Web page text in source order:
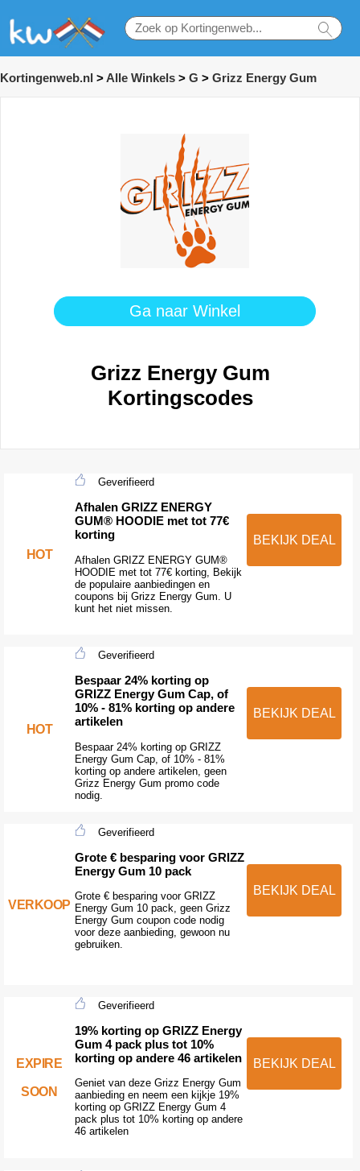
Kortingenweb.nl > Alle Winkels > G > Grizz Energy Gum
Ga naar Winkel
Grizz Energy Gum
Kortingscodes
HOT
Geverifieerd
Afhalen GRIZZ ENERGY
GUM® HOODIE met tot 77€
korting
Afhalen GRIZZ ENERGY GUM®
HOODIE met tot 77€ korting, Bekijk
de populaire aanbiedingen en
coupons bij Grizz Energy Gum. U
kunt het niet missen.
BEKIJK DEAL
HOT
Geverifieerd
Bespaar 24% korting op
GRIZZ Energy Gum Cap, of
10% - 81% korting op andere
artikelen
Bespaar 24% korting op GRIZZ
Energy Gum Cap, of 10% - 81%
korting op andere artikelen, geen
Grizz Energy Gum promo code
nodig.
BEKIJK DEAL
VERKOOP
Geverifieerd
Grote € besparing voor GRIZZ
Energy Gum 10 pack
Grote € besparing voor GRIZZ
Energy Gum 10 pack, geen Grizz
Energy Gum coupon code nodig
voor deze aanbieding, gewoon nu
gebruiken.
BEKIJK DEAL
EXPIRE
SOON
Geverifieerd
19% korting op GRIZZ Energy
Gum 4 pack plus tot 10%
korting op andere 46 artikelen
Geniet van deze Grizz Energy Gum
aanbieding en neem een kijkje 19%
korting op GRIZZ Energy Gum 4
pack plus tot 10% korting op andere
46 artikelen
BEKIJK DEAL